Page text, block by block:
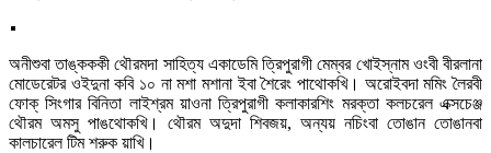
অনীশুবা তাঙ্কককী থৌরমদা সাহিত্য একাডেমি ত্রিপুরাগী মেম্বর খোইস্নাম ওংবী বীরলানা
মোডেরেটর ওইদুনা কবি ১০ না মশা মশানা ইবা শৈরেং পাথোকখি। অরোইবদা মমিং লৈরবী
ফোক্ সিংগার বিনিতা লাইশ্রম য়াওনা ত্রিপুরাগী কলাকারশিং মরক্তা কলচরেল এক্সচেঞ্জ
থৌরম অমসু পাঙথোকখি। থৌরম অদুদা শিবজয়, অন্যয় নচিংবা তোঙান তোঙানবা
কালচারেল টিম শরুক য়াখি।